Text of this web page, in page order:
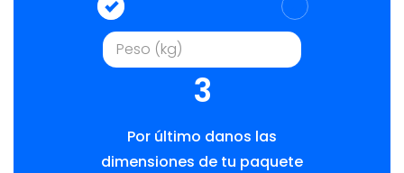
3
Por último danos las
dimensiones de tu paquete